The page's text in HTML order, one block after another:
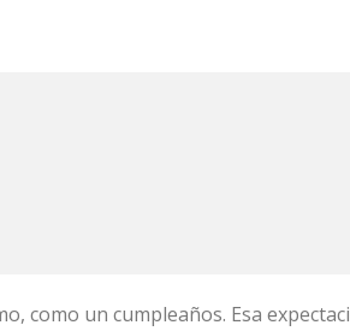
como un cumpleaños. Esa